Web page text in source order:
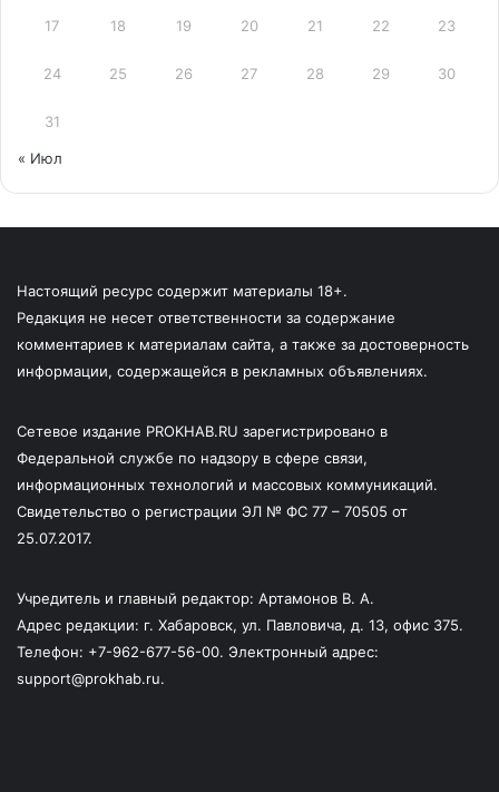
17 18 19 20 21 22 23
24 25 26 27 28 29 30
31
« Июл
Настоящий ресурс содержит материалы 18+.
Редакция не несет ответственности за содержание
комментариев к материалам сайта, а также за достоверность
информации, содержащейся в рекламных объявлениях.
Сетевое издание PROKHAB.RU зарегистрировано в
Федеральной службе по надзору в сфере связи,
информационных технологий и массовых коммуникаций.
Свидетельство о регистрации ЭЛ № ФС 77 – 70505 от
25.07.2017.
Учредитель и главный редактор: Артамонов В. А.
Адрес редакции: г. Хабаровск, ул. Павловича, д. 13, офис 375.
Телефон: +7-962-677-56-00. Электронный адрес:
support@prokhab.ru.